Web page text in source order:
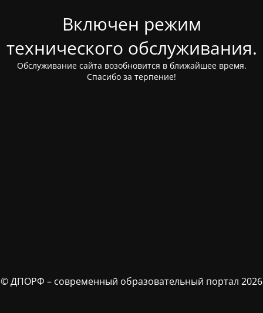
Включен режим
технического обслуживания.
Обслуживание сайта возобновится в ближайшее время.
Спасибо за терпение!
© ДПОРФ – современный образовательный портал 2026